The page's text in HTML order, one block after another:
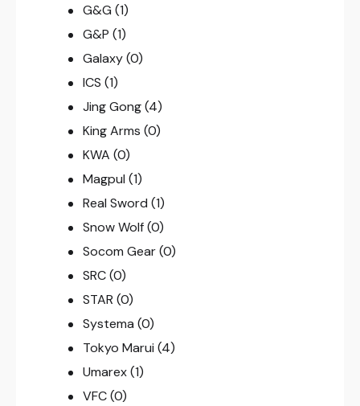
G&G (1)
G&P (1)
Galaxy (0)
ICS (1)
Jing Gong (4)
King Arms (0)
KWA (0)
Magpul (1)
Real Sword (1)
Snow Wolf (0)
Socom Gear (0)
SRC (0)
STAR (0)
Systema (0)
Tokyo Marui (4)
Umarex (1)
VFC (0)